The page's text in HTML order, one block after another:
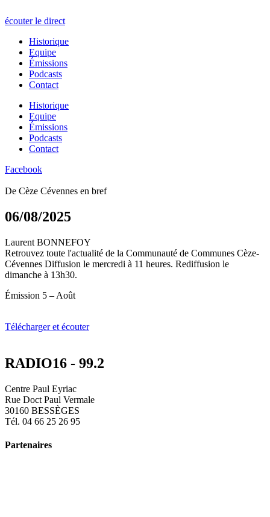
écouter le direct
Historique
Equipe
Émissions
Podcasts
Contact
Historique
Equipe
Émissions
Podcasts
Contact
Facebook
De Cèze Cévennes en bref
06/08/2025
Laurent BONNEFOY
Retrouvez toute l'actualité de la Communauté de Communes Cèze-
Cévennes Diffusion le mercredi à 11 heures. Rediffusion le
dimanche à 13h30.
Émission 5 – Août
Télécharger et écouter
RADIO16 - 99.2
Centre Paul Eyriac
Rue Doct Paul Vermale
30160 BESSÈGES
Tél. 04 66 25 26 95
Partenaires